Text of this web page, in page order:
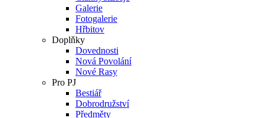
Galerie
Fotogalerie
Hřbitov
Doplňky
Dovednosti
Nová Povolání
Nové Rasy
Pro PJ
Bestiář
Dobrodružství
Předměty